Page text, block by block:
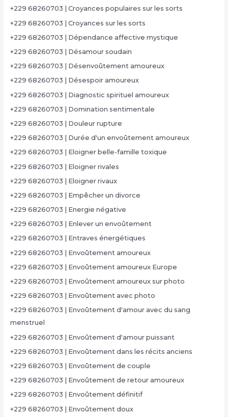
+229 68260703 | Croyances populaires sur les sorts
+229 68260703 | Croyances sur les sorts
+229 68260703 | Dépendance affective mystique
+229 68260703 | Désamour soudain
+229 68260703 | Désenvoûtement amoureux
+229 68260703 | Désespoir amoureux
+229 68260703 | Diagnostic spirituel amoureux
+229 68260703 | Domination sentimentale
+229 68260703 | Douleur rupture
+229 68260703 | Durée d'un envoûtement amoureux
+229 68260703 | Eloigner belle-famille toxique
+229 68260703 | Eloigner rivales
+229 68260703 | Eloigner rivaux
+229 68260703 | Empêcher un divorce
+229 68260703 | Energie négative
+229 68260703 | Enlever un envoûtement
+229 68260703 | Entraves énergétiques
+229 68260703 | Envoûtement amoureux
+229 68260703 | Envoûtement amoureux Europe
+229 68260703 | Envoûtement amoureux sur photo
+229 68260703 | Envoûtement avec photo
+229 68260703 | Envoûtement d'amour avec du sang
menstruel
+229 68260703 | Envoûtement d'amour puissant
+229 68260703 | Envoûtement dans les récits anciens
+229 68260703 | Envoûtement de couple
+229 68260703 | Envoûtement de retour amoureux
+229 68260703 | Envoûtement définitif
+229 68260703 | Envoûtement doux